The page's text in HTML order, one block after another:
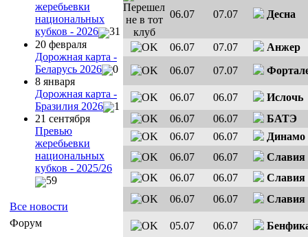
жеребьевки
национальных
кубков - 2026
31
20 февраля
Дорожная карта -
Беларусь 2026
0
8 января
Дорожная карта -
Бразилия 2026
1
21 сентября
Превью
жеребьевки
национальных
кубков - 2025/26
59
Все новости
Форум
06.07 07.07 Десна
06.07 07.07
Анжер
06.07
07.07
06.07 06.07
Ислочь
06.07
06.07
БАТЭ
06.07
06.07
06.07
06.07
Славия
06.07
06.07
Славия
06.07
06.07 Славия
05.07 06.07